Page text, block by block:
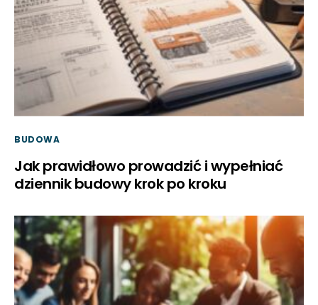
BUDOWA
Jak prawidłowo prowadzić i wypełniać
dziennik budowy krok po kroku